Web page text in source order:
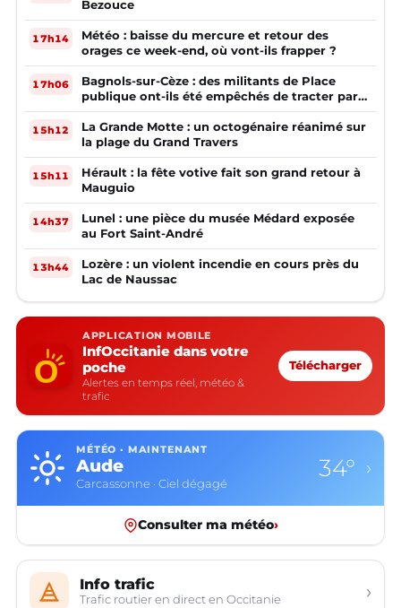
Bezouce
17h14
Météo : baisse du mercure et retour des
orages ce week-end, où vont-ils frapper ?
17h06
Bagnols-sur-Cèze : des militants de Place
publique ont-ils été empêchés de tracter par
la mairie ?
15h12
La Grande Motte : un octogénaire réanimé sur
la plage du Grand Travers
15h11
Hérault : la fête votive fait son grand retour à
Mauguio
14h37
Lunel : une pièce du musée Médard exposée
au Fort Saint-André
13h44
Lozère : un violent incendie en cours près du
Lac de Naussac
APPLICATION MOBILE
InfOccitanie dans votre
poche
Alertes en temps réel, météo &
trafic
Télécharger
MÉTÉO · MAINTENANT
Aude
Carcassonne · Ciel dégagé
34° ›
Consulter ma météo›
Info trafic
Trafic routier en direct en Occitanie ›